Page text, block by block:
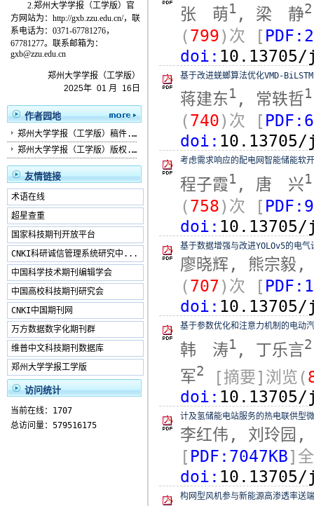
张 萌1 , 梁 静2
(799)次 [
doi:
基于改进蜣螂算法优化VMD-
蒋建东1 , 常轶哲1
(740)次 [
doi:
考虑需求响应的配电网智能储能软
程子霞1 , 唐 兴1
(758)次 [
doi:
基于数据增强与改进YOLOv5的电
廖晓辉, 熊宗毅
(707)次 [
doi:
基于参数优化和注意力机制的电动
韩 涛1 , 丁乐言2
军2 [摘要]浏览(
doi:
计及氢储能电站服务的热电联供型
李红伟, 刘玲
[ PDF:7047KB]
doi:
构网型风机参与新能源高渗透率送
2.郑州大学学报（工学版） 官
方网站为： http://gxb.zzu.edu.cn/，联
系电话为：0371-67781276，
67781277。联系邮箱为：
gxb@zzu.edu.cn
郑州大学学报（工学版）
2025年 01 月 16 日
作者园地
郑州大学学报（工学版）稿件...
郑州大学学报（工学版）版权...
友情链接
术语在线
超星查重
国家科技期刊开放平台
CNKI科研诚信管理系统研究中...
中国科学技术期刊编辑学会
中国高校科技期刊研究会
CNKI中国期刊网
万方数据数字化期刊群
维普中文科技期刊数据库
郑州大学学报工学版
访问统计
当前在线：1707
总访问量：579516175